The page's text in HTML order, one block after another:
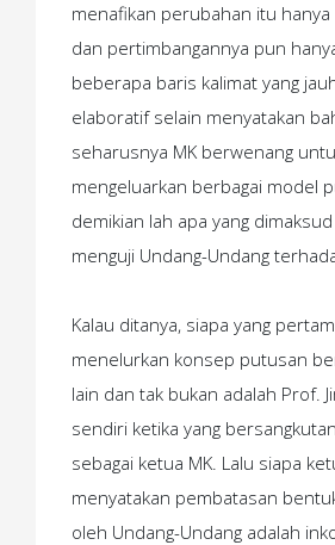
menafikan perubahan itu
dan pertimbangannya pun
beberapa baris kalimat yang
elaboratif selain menyatakan
seharusnya MK berwenang
mengeluarkan berbagai model
demikian lah apa yang
menguji Undang-Undang
Kalau ditanya, siapa yang
menelurkan konsep putusan
lain dan tak bukan adalah Prof.
sendiri ketika yang
sebagai ketua MK. Lalu siapa
menyatakan pembatasan
oleh Undang-Undang adalah